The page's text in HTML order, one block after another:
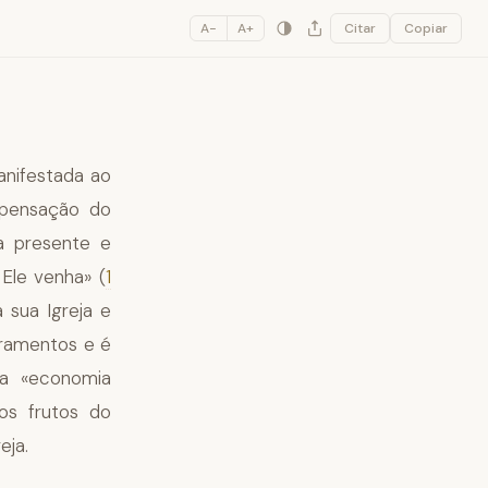
A− A+ Citar Copiar
ao
do
presente e
venha» (1
sua Igreja e
e é
frutos do